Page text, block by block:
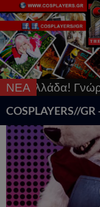
ΝΕΑΓνώρισε τα
TO
CONTENT